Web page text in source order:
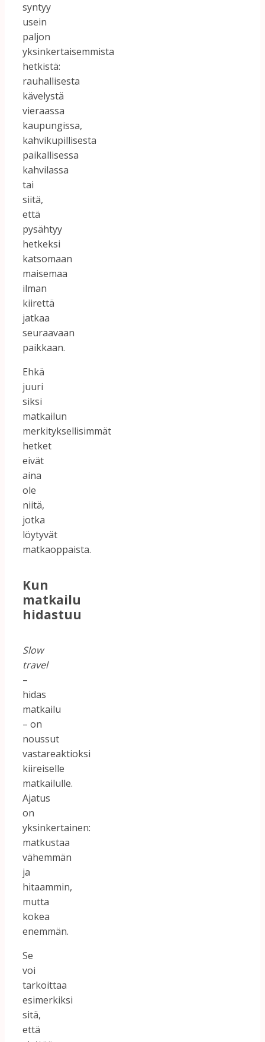
syntyy
usein
paljon
yksinkertaisemmista
hetkistä:
rauhallisesta
kävelystä
vieraassa
kaupungissa,
kahvikupillisesta
paikallisessa
kahvilassa
tai
siitä,
että
pysähtyy
hetkeksi
katsomaan
maisemaa
ilman
kiirettä
jatkaa
seuraavaan
paikkaan.
Ehkä
juuri
siksi
matkailun
merkityksellisimmät
hetket
eivät
aina
ole
niitä,
jotka
löytyvät
matkaoppaista.
Kun
matkailu
hidastuu
Slow
travel
–
hidas
matkailu
– on
noussut
vastareaktioksi
kiireiselle
matkailulle.
Ajatus
on
yksinkertainen:
matkustaa
vähemmän
ja
hitaammin,
mutta
kokea
enemmän.
Se
voi
tarkoittaa
esimerkiksi
sitä,
että